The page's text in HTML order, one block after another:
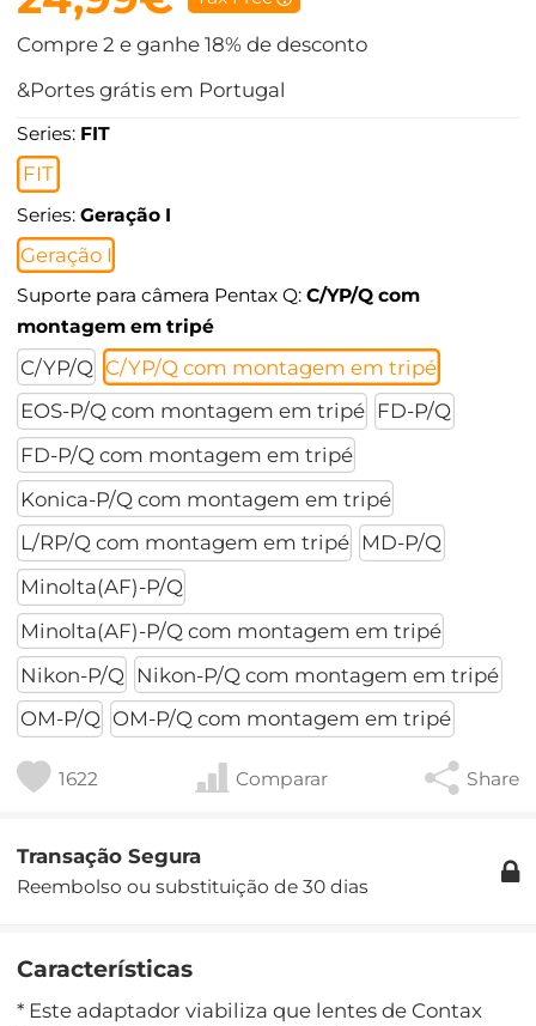
Compre 2 e ganhe 18% de desconto
&Portes grátis em Portugal
Series: FIT
FIT
Series:Geração I
Geração I
Suporte para câmera Pentax Q:C/YP/Q com
montagem em tripé
C/YP/Q C/YP/Q com montagem em tripé
EOS-P/Q com montagem em tripé
FD-P/Q
FD-P/Q com montagem em tripé
Konica-P/Q com montagem em tripé
L/RP/Q com montagem em tripé
MD-P/Q
Minolta(AF)-P/Q
Minolta(AF)-P/Q com montagem em tripé
Nikon-P/Q
Nikon-P/Q com montagem em tripé
OM-P/Q OM-P/Q com montagem em tripé
1622 Comparar Share
Transação Segura
Reembolso ou substituição de 30 dias
Características
* Este adaptador viabiliza que lentes de Contax